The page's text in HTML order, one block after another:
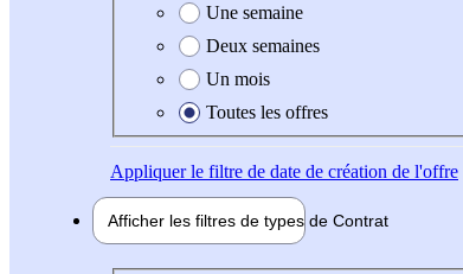
Une semaine
Deux semaines
Un mois
Toutes les offres
Appliquerle filtre de date de création de l'offre
Afficher les filtres de types de Contrat